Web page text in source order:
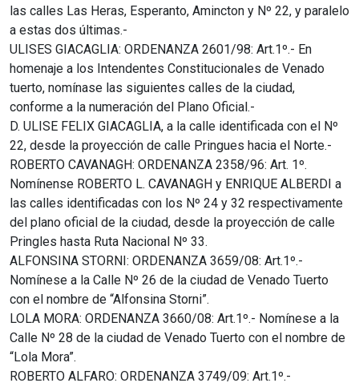
las calles Las Heras, Esperanto, Amincton y Nº 22, y paralelo
a estas dos últimas.-
ULISES GIACAGLIA: ORDENANZA 2601/98: Art.1º.- En
homenaje a los Intendentes Constitucionales de Venado
tuerto, nomínase las siguientes calles de la ciudad,
conforme a la numeración del Plano Oficial.-
D. ULISE FELIX GIACAGLIA, a la calle identificada con el Nº
22, desde la proyección de calle Pringues hacia el Norte.-
ROBERTO CAVANAGH: ORDENANZA 2358/96: Art. 1º.
Nomínense ROBERTO L. CAVANAGH y ENRIQUE ALBERDI a
las calles identificadas con los Nº 24 y 32 respectivamente
del plano oficial de la ciudad, desde la proyección de calle
Pringles hasta Ruta Nacional Nº 33.
ALFONSINA STORNI: ORDENANZA 3659/08: Art.1º.-
Nomínese a la Calle Nº 26 de la ciudad de Venado Tuerto
con el nombre de “Alfonsina Storni”.
LOLA MORA: ORDENANZA 3660/08: Art.1º.- Nomínese a la
Calle Nº 28 de la ciudad de Venado Tuerto con el nombre de
“Lola Mora”.
ROBERTO ALFARO: ORDENANZA 3749/09: Art.1º.-